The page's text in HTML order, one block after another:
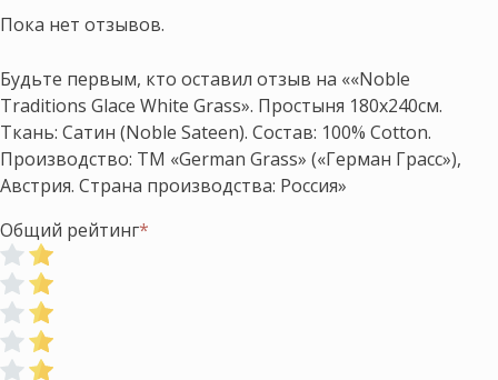
Пока нет отзывов.
Будьте первым, кто оставил отзыв на ««Noble
Traditions Glace White Grass». Простыня 180х240см.
Ткань: Cатин (Noble Sateen). Состав: 100% Cotton.
Производство: ТМ «German Grass» («Герман Грасс»),
Австрия. Страна производства: Россия»
Общий рейтинг*